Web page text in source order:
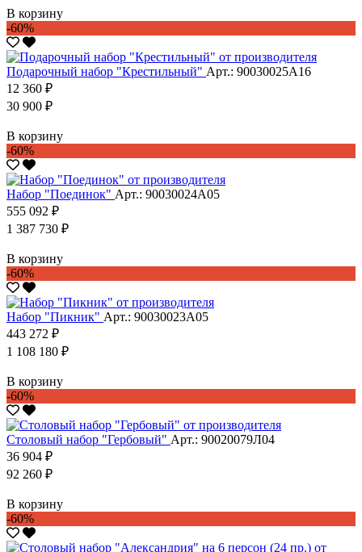
В корзину
-60%
Подарочный набор "Крестильный" Арт.: 90030025А16
12 360 ₽
30 900 ₽
В корзину
-60%
Набор "Поединок" Арт.: 90030024А05
555 092 ₽
1 387 730 ₽
В корзину
-60%
Набор "Пикник" Арт.: 90030023А05
443 272 ₽
1 108 180 ₽
В корзину
-60%
Столовый набор "Гербовый" Арт.: 90020079Л04
36 904 ₽
92 260 ₽
В корзину
-60%